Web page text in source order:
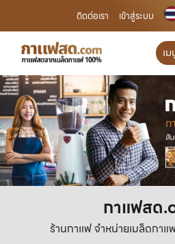
ติดต่อเรา เข้าสู่ระบบ
เ
กาแฟสด
ร้านกาแฟ จำหน่ายเมล็ดกา